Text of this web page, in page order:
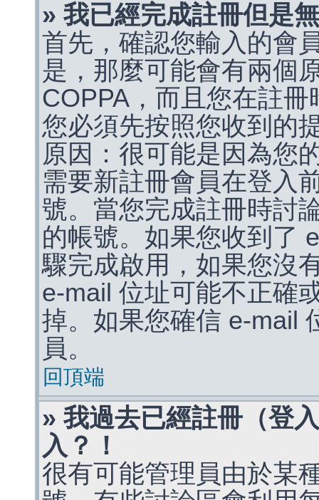
» 我已經完成註冊但是
首先，確認您輸入的會
是，那麼可能會有兩個
COPPA，而且您在註
您必須先按照您收到的
原因：很可能是因為您
需要新註冊會員在登入
號。當您完成註冊時討
的帳號。如果您收到了
驟完成啟用，如果您沒
e-mail 位址可能不正確
掉。如果您確信 e-mail
員。
回頂端
» 我過去已經註冊（登
入？！
很有可能管理員由於某